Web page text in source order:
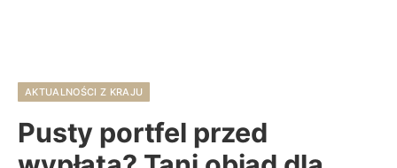
AKTUALNOŚCI Z KRAJU
Pusty portfel przed